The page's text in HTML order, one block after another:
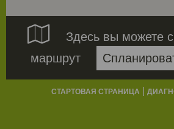

Здесь вы можете
маршрут
СТАРТОВАЯ СТРАНИЦА